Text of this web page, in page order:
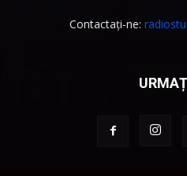
Contactați-ne: